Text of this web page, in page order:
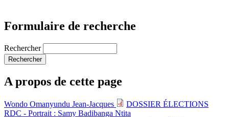
Formulaire de recherche
Rechercher
A propos de cette page
Wondo Omanyundu Jean-Jacques
DOSSIER ÉLECTIONS
RDC - Portrait : Samy Badibanga Ntita